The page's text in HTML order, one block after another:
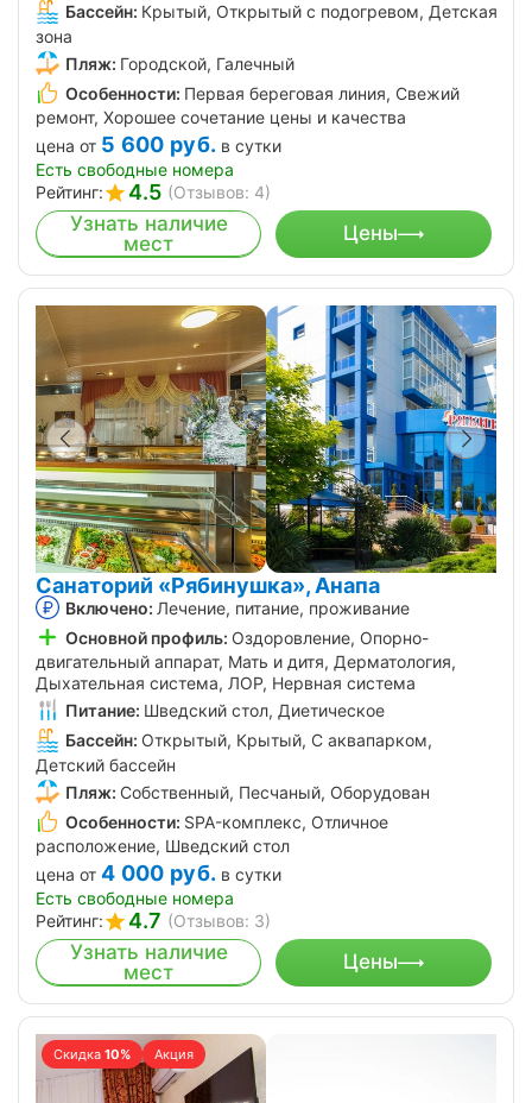
Бассейн: Крытый, Открытый с подогревом, Детская
зона
Пляж: Городской, Галечный
Особенности: Первая береговая линия, Свежий
ремонт, Хорошее сочетание цены и качества
цена от 5 600 руб. в сутки
Есть свободные номера
Рейтинг:
4.5 (Отзывов: 4)
Узнать наличие
мест
Цены
Санаторий «Рябинушка», Анапа
Включено: Лечение, питание, проживание
Основной профиль: Оздоровление, Опорно-
двигательный аппарат, Мать и дитя, Дерматология,
Дыхательная система, ЛОР, Нервная система
Питание: Шведский стол, Диетическое
Бассейн: Открытый, Крытый, С аквапарком,
Детский бассейн
Пляж: Собственный, Песчаный, Оборудован
Особенности: SPA-комплекс, Отличное
расположение, Шведский стол
цена от 4 000 руб. в сутки
Есть свободные номера
Рейтинг:
4.7 (Отзывов: 3)
Узнать наличие
мест
Цены
Скидка 10% Акция